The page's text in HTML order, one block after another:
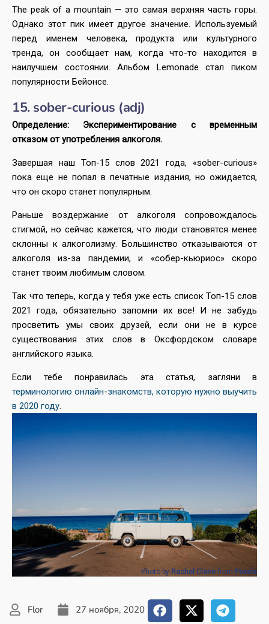
The peak of a mountain — это самая верхняя часть горы.
Однако этот пик имеет другое значение. Используемый
перед именем человека, продукта или культурного
тренда, он сообщает нам, когда что-то находится в
наилучшем состоянии. Альбом Lemonade стал пиком
популярности Бейонсе.
15. sober-curious (adj)
Определение: Экспериментирование с временным
отказом от употребления алкоголя.
Завершая наш Топ-15 слов 2021 года, «sober-curious»
пока еще не попал в печатные издания, но ожидается,
что он скоро станет популярным.
Раньше воздержание от алкоголя сопровождалось
стигмой, но сейчас кажется, что люди становятся менее
склонны к алкоголизму. Большинство отказываются от
алкоголя из-за пандемии, и «собер-кьюриос» скоро
станет твоим любимым словом.
Так что теперь, когда у тебя уже есть список Топ-15 слов
2021 года, обязательно запомни их все! И не забудь
просветить умы своих друзей, если они не в курсе
существования этих слов в Оксфордском словаре
английского языка.
Если тебе понравилась эта статья, загляни в
терминологию онлайн-знакомств, которую нужно выучить
в 2020 году.
Photo by Rachel Claire from Pexels
Flor 27 ноября, 2020